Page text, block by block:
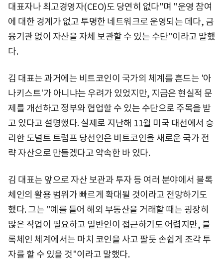
대표자나 최고경영자(CEO)도 당연히 없다"며 "운영 참여
에 대한 경계가 없고 투명한 네트워크로 운영되는 데다, 금
융기관 없이 자산을 자체 보관할 수 있는 수단"이라고 말했
다.
김 대표는 과거에는 비트코인이 국가의 체계를 흔드는 '아
나키스트'가 아니냐는 우려가 있었지만, 지금은 현실적 문
제를 개선하고 정부와 협업할 수 있는 수단으로 주목을 받
고 있다고 설명했다. 실제로 지난해 11월 미국 대선에서 승
리한 도널트 트럼프 당선인은 비트코인을 새로운 국가 전
략 자산으로 만들겠다고 약속한 바 있다.
김 대표는 앞으로 자산 보관과 투자 등 여러 분야에서 블록
체인의 활용 범위가 빠르게 확대될 것이라고 전망하기도
했다. 그는 "예를 들어 해외 부동산을 거래할 때는 굉장히
많은 작업이 필요하고 일반인이 접근하기도 어렵지만, 블
록체인 체계에서는 마치 코인을 사고 팔듯 손쉽게 조각 투
자를 할 수 있을 것"이라고 말했다.